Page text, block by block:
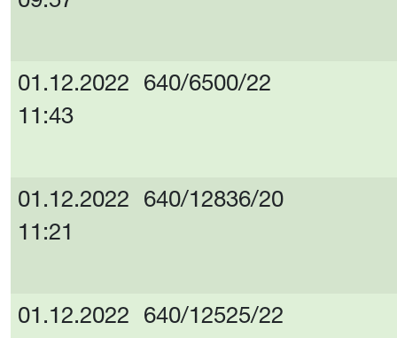
01.12.2022
11:43
640/6500/22
01.12.2022
11:21
640/12836/20
01.12.2022
640/12525/22